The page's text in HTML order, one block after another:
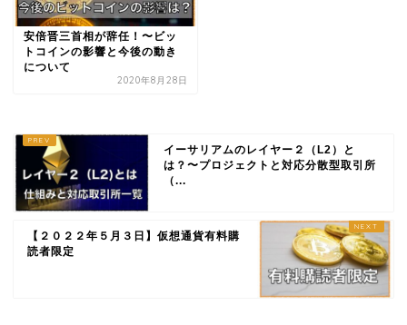
安倍晋三首相が辞任！〜ビッ
トコインの影響と今後の動き
について
2020年8月28日
イーサリアムのレイヤー２（L2）と
は？〜プロジェクトと対応分散型取引所
（...
【２０２２年５月３日】仮想通貨有料購
読者限定